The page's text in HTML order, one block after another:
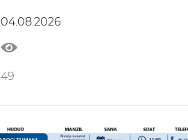
04.08.2026
49